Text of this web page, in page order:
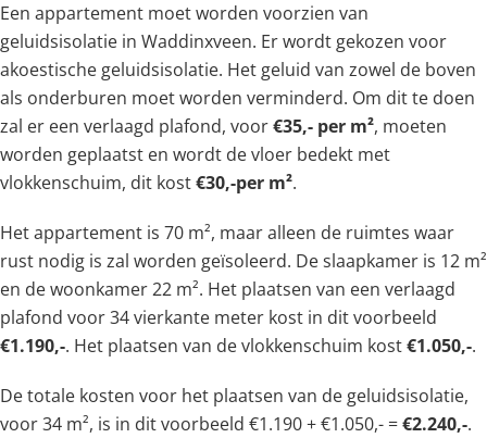
Een appartement moet worden voorzien van
geluidsisolatie in Waddinxveen. Er wordt gekozen voor
akoestische geluidsisolatie. Het geluid van zowel de boven
als onderburen moet worden verminderd. Om dit te doen
zal er een verlaagd plafond, voor€35,- per m², moeten
worden geplaatst en wordt de vloer bedekt met
vlokkenschuim, dit kost€30,-per m².
Het appartement is 70 m², maar alleen de ruimtes waar
rust nodig is zal worden geïsoleerd. De slaapkamer is 12 m²
en de woonkamer 22 m². Het plaatsen van een verlaagd
plafond voor 34 vierkante meter kost in dit voorbeeld
€1.190,-. Het plaatsen van de vlokkenschuim kost€1.050,-.
De totale kosten voor het plaatsen van de geluidsisolatie,
voor 34 m², is in dit voorbeeld €1.190 + €1.050,- =€2.240,-.